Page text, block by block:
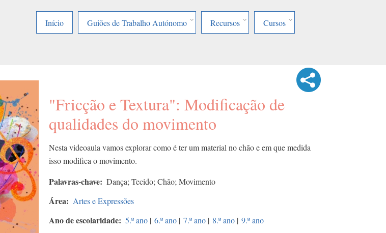
Início
Guiões de Trabalho Autónomo Recursos Cursos
"Fricção e Textura": Modificação de
qualidades do movimento
Nesta videoaula vamos explorar como é ter um material no chão e em que medida
isso modifica o movimento.
Palavras-chave Dança; Tecido; Chão; Movimento
Área Artes e Expressões
Ano de escolaridade 5.º ano | 6.º ano | 7.º ano | 8.º ano | 9.º ano